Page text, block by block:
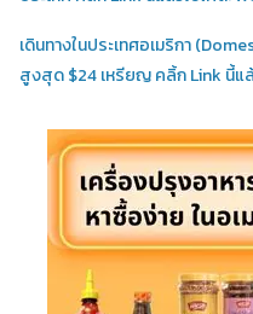
เดินทางในประเทศอเมริกา
สูงสุด $24 เหรียญ คลิ้ก Link นี้แ